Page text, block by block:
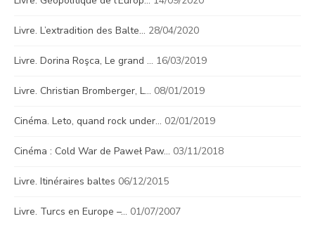
Livre. L’extradition des Balte… 28/04/2020
Livre. Dorina Roşca, Le grand … 16/03/2019
Livre. Christian Bromberger, L… 08/01/2019
Cinéma. Leto, quand rock under… 02/01/2019
Cinéma : Cold War de Paweł Paw… 03/11/2018
Livre. Itinéraires baltes 06/12/2015
Livre. Turcs en Europe –… 01/07/2007